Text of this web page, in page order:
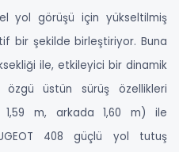
yol görüşü için yükseltilmiş
bir şekilde birleştiriyor. Buna
ile, etkileyici bir dinamik
özgü üstün sürüş özellikleri
1,59 m, arkada 1,60 m) ile
408 güçlü yol tutuş